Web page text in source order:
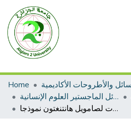
Home
رسائل الماجستير العلوم الإنسانية
العامل الثقافي و دوره في الصراع السياسي أطروحة صدام الحضارات لصامويل هانتنغتون نموذجا